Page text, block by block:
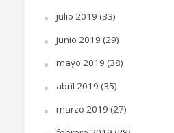
julio 2019 (33)
junio 2019 (29)
mayo 2019 (38)
abril 2019 (35)
marzo 2019 (27)